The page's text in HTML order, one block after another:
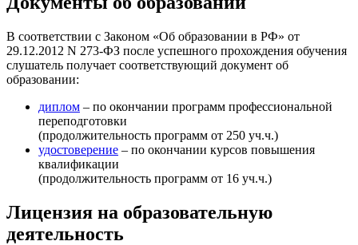
В соответствии с Законом «Об образовании в РФ» от
29.12.2012 N 273-ФЗ после успешного прохождения обучения
слушатель получает соответствующий документ об
образовании:
диплом – по окончании программ профессиональной
переподготовки
(продолжительность программ от 250 уч.ч.)
удостоверение – по окончании курсов повышения
квалификации
(продолжительность программ от 16 уч.ч.)
Лицензия на образовательную
деятельность